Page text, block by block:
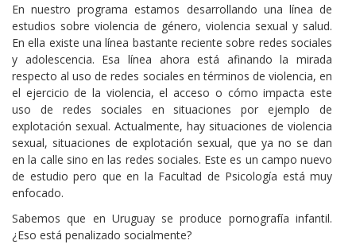
En nuestro programa estamos desarrollando una línea de
estudios sobre violencia de género, violencia sexual y salud.
En ella existe una línea bastante reciente sobre redes sociales
y adolescencia. Esa línea ahora está afinando la mirada
respecto al uso de redes sociales en términos de violencia, en
el ejercicio de la violencia, el acceso o cómo impacta este
uso de redes sociales en situaciones por ejemplo de
explotación sexual. Actualmente, hay situaciones de violencia
sexual, situaciones de explotación sexual, que ya no se dan
en la calle sino en las redes sociales. Este es un campo nuevo
de estudio pero que en la Facultad de Psicología está muy
enfocado.
Sabemos que en Uruguay se produce pornografía infantil.
¿Eso está penalizado socialmente?